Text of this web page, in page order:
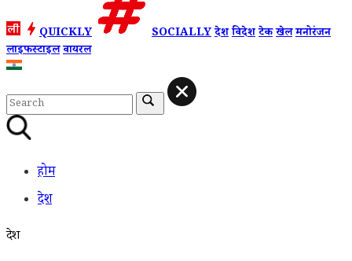
QUICKLY SOCIALLYदेशविदेशटेकखेलमनोरंजन
लाइफस्टाइलवायरल
होम
देश
देश